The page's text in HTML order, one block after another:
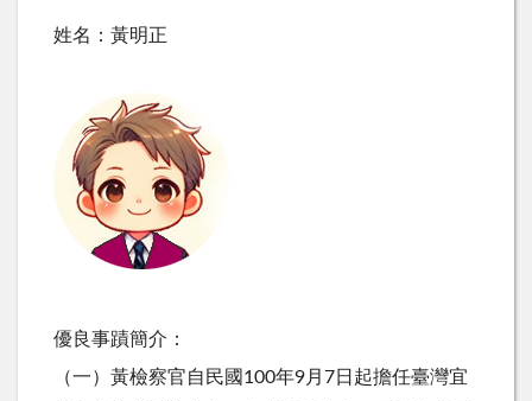
姓名：黃明正
優良事蹟簡介：
（一）黃檢察官自民國100年9月7日起擔任臺灣宜